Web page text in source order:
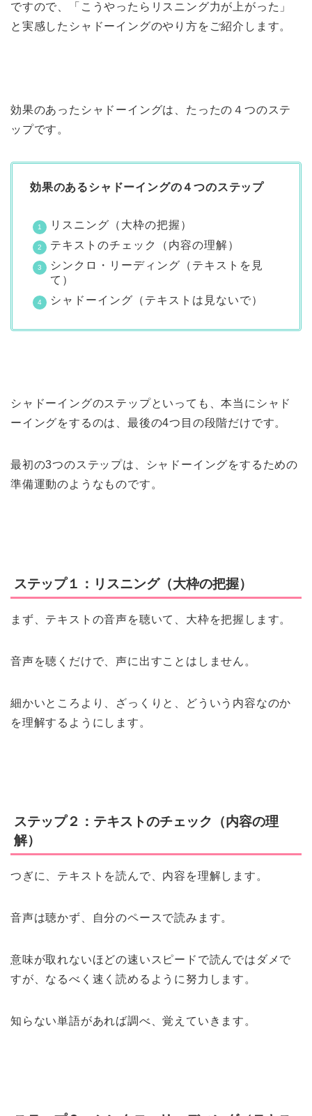
ですので、「こうやったらリスニング力が上がった」
と実感したシャドーイングのやり方をご紹介します。
効果のあったシャドーイングは、たったの４つのステ
ップです。
効果のあるシャドーイングの４つのステップ
リスニング（大枠の把握）
テキストのチェック（内容の理解）
シンクロ・リーディング（テキストを見
て）
シャドーイング（テキストは見ないで）
シャドーイングのステップといっても、本当にシャド
ーイングをするのは、最後の4つ目の段階だけです。
最初の3つのステップは、シャドーイングをするための
準備運動のようなものです。
ステップ１：リスニング（大枠の把握）
まず、テキストの音声を聴いて、大枠を把握します。
音声を聴くだけで、声に出すことはしません。
細かいところより、ざっくりと、どういう内容なのか
を理解するようにします。
ステップ２：テキストのチェック（内容の理
解）
つぎに、テキストを読んで、内容を理解します。
音声は聴かず、自分のペースで読みます。
意味が取れないほどの速いスピードで読んではダメで
すが、なるべく速く読めるように努力します。
知らない単語があれば調べ、覚えていきます。